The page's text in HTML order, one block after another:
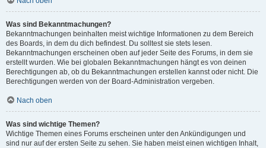
Was sind Bekanntmachungen?
Bekanntmachungen beinhalten meist wichtige Informationen zu dem Bereich
des Boards, in dem du dich befindest. Du solltest sie stets lesen.
Bekanntmachungen erscheinen oben auf jeder Seite des Forums, in dem sie
erstellt wurden. Wie bei globalen Bekanntmachungen hängt es von deinen
Berechtigungen ab, ob du Bekanntmachungen erstellen kannst oder nicht. Die
Berechtigungen werden von der Board-Administration vergeben.
Nach oben
Was sind wichtige Themen?
Wichtige Themen eines Forums erscheinen unter den Ankündigungen und
sind nur auf der ersten Seite zu sehen. Sie haben meist einen wichtigen Inhalt,